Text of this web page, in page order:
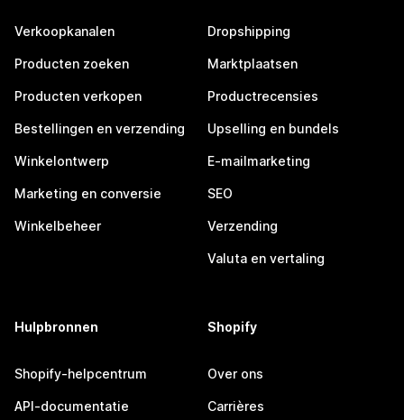
Verkoopkanalen
Producten zoeken
Producten verkopen
Bestellingen en verzending
Winkelontwerp
Marketing en conversie
Winkelbeheer
Dropshipping
Marktplaatsen
Productrecensies
Upselling en bundels
E-mailmarketing
SEO
Verzending
Valuta en vertaling
Hulpbronnen
Shopify-helpcentrum
API-documentatie
Shopify
Over ons
Carrières